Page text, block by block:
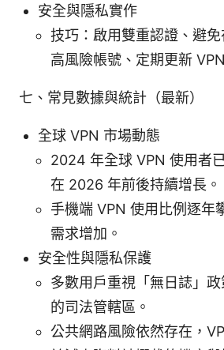
安全與隱私實作
技巧：啟用雙重認證、避
高風險帳號、定期更新
七、常見數據與統計（最新）
全球 VPN 市場動態
2024 年全球 VPN 使用者
在 2026 年前後持續增長。
手機端 VPN 使用比例逐年
需求增加。
安全性與隱私保護
多數用戶重視「無日誌」
的司法管轄區。
公共網路風險依然存在，